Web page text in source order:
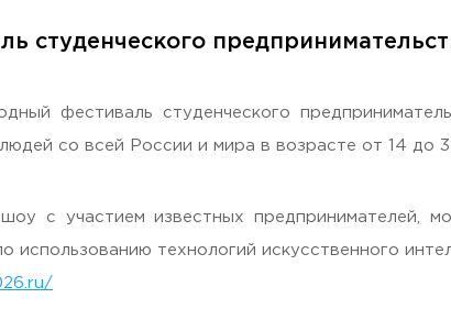
студенческого
фестиваль студенческого
со всей России и мира в возрасте от 14 до
с участием известных предпринимателей,
технологий искусственного